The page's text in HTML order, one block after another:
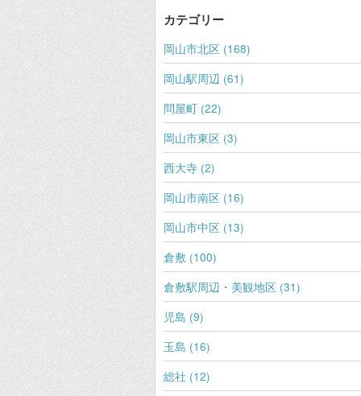
カテゴリー
岡山市北区 (168)
岡山駅周辺 (61)
問屋町 (22)
岡山市東区 (3)
西大寺 (2)
岡山市南区 (16)
岡山市中区 (13)
倉敷 (100)
倉敷駅周辺・美観地区 (31)
児島 (9)
玉島 (16)
総社 (12)